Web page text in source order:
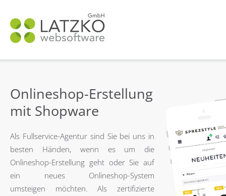
Onlineshop-Erstellung
mit Shopware
Als Fullservice-Agentur sind Sie bei uns in
besten Händen, wenn es um die
Onlineshop-Erstellung geht oder Sie auf
ein neues Onlineshop-System
umsteigen möchten. Als zertifizierte